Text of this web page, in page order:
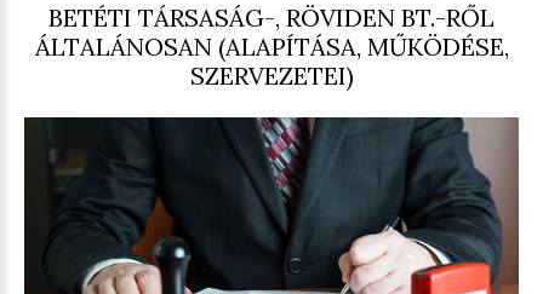
BETÉTI TÁRSASÁG-, RÖVIDEN BT.-RŐL
ÁLTALÁNOSAN (ALAPÍTÁSA, MŰKÖDÉSE,
SZERVEZETEI)